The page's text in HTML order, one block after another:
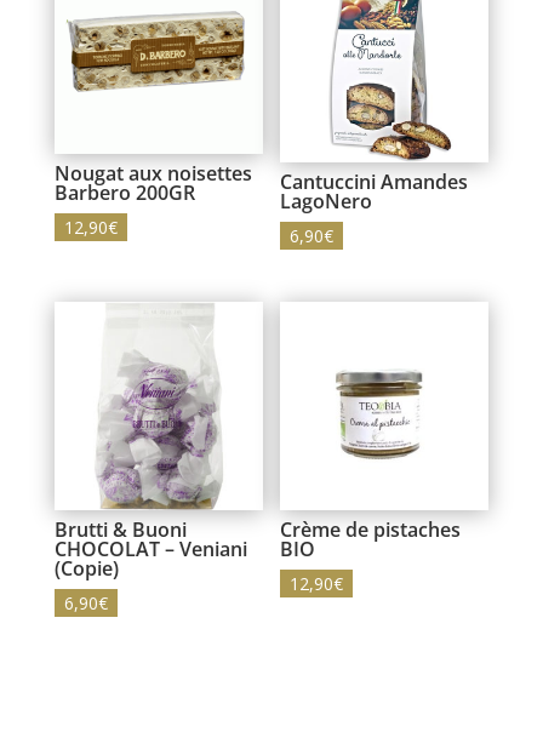
Nougat aux noisettes
Barbero 200GR
12,90€
Cantuccini Amandes
LagoNero
6,90€
Brutti & Buoni
CHOCOLAT – Veniani
(Copie)
6,90€
Crème de pistaches
BIO
12,90€